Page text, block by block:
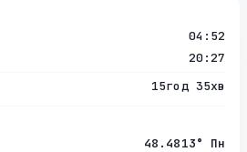
04:52
20:27
15год 35хв
48.4813° Пн